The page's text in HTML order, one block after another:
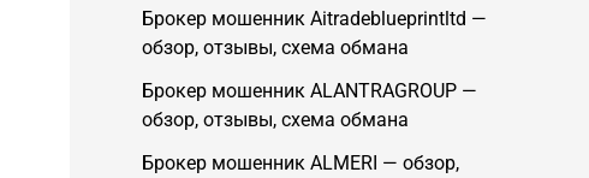
Брокер мошенник Aitradeblueprintltd —
обзор, отзывы, схема обмана
Брокер мошенник ALANTRAGROUP —
обзор, отзывы, схема обмана
Брокер мошенник ALMERI — обзор,